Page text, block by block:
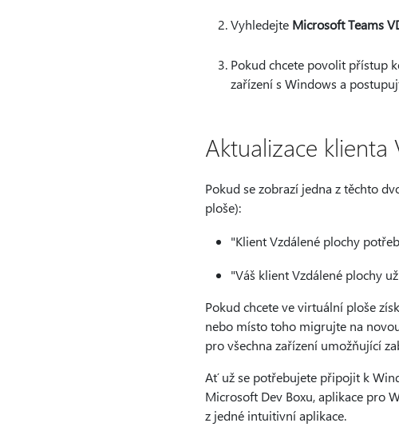
Vyhledejte Microsoft Teams
Pokud chcete povolit přístup
zařízení s Windows a
Aktualizace
Pokud se zobrazí jedna z těchto
ploše):
"Klient Vzdálené plochy
"Váš klient Vzdálené plochy
Pokud chcete ve virtuální ploše
nebo místo toho migrujte na
pro všechna zařízení umožňující
Ať už se potřebujete připojit k
Microsoft Dev Boxu, aplikace pro
z jedné intuitivní aplikace.